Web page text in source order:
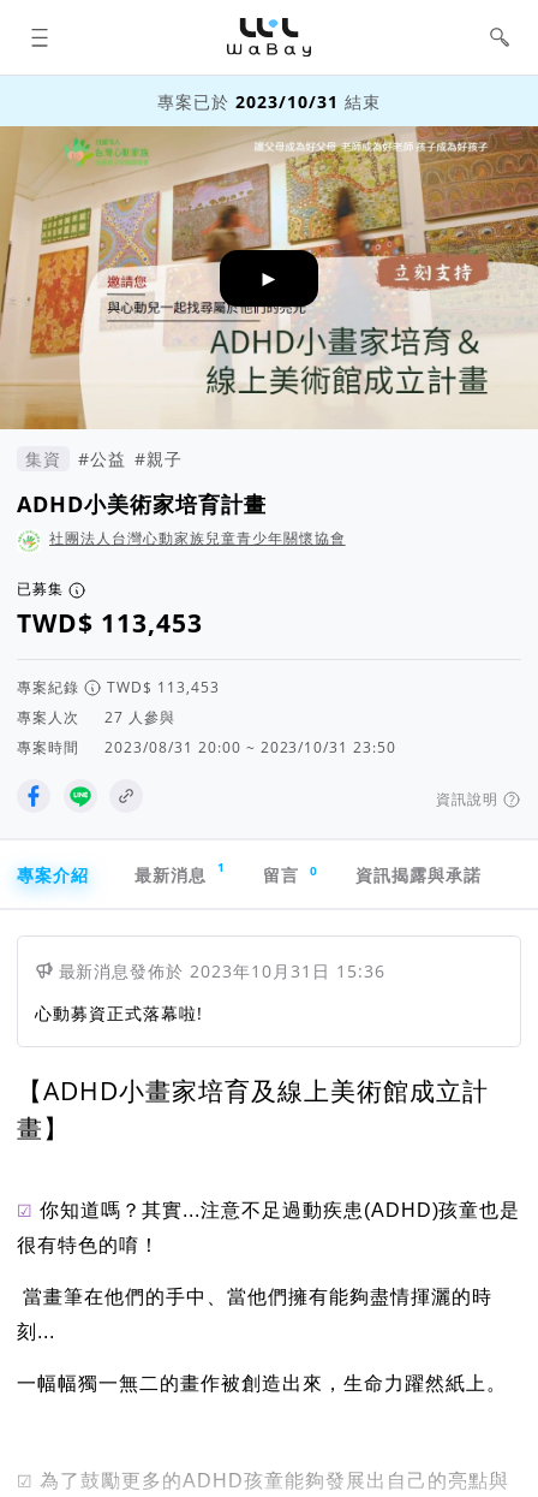
WaBay 挖貝 | 台灣最值得信賴的群眾
集資 / 群眾募資平台
專案已於2023/10/31 結束
►
集資 #公益 #親子
ADHD小美術家培育計畫
社團法人台灣心動家族兒童青少年關懷協會
已募集
專案紀錄
專案人次
人參與
專案時間
2023/08/31 20:00 ~ 2023/10/31 23:50
資訊說明
專案介紹
最新消息 1 留言 0 資訊揭露與承諾
最新消息發佈於 2023年10月31日 15:36
心動募資正式落幕啦!
【ADHD小畫家培育及線上美術館成立計
畫】
☑︎ 你知道嗎？其實...注意不足過動疾患(ADHD)孩童也是
很有特色的唷！
當畫筆在他們的手中、當他們擁有能夠盡情揮灑的時
刻...
一幅幅獨一無二的畫作被創造出來，生命力躍然紙上。
☑︎ 為了鼓勵更多的ADHD孩童能夠發展出自己的亮點與